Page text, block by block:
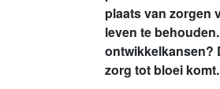
plaats van zorgen
leven te
ontwikkelkansen?
zorg tot bloei komt.